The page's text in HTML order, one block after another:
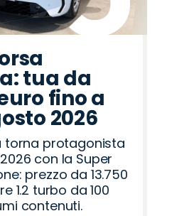
tua da
fino a
2026
torna protagonista
con la Super
prezzo da 13.750
1.2 turbo da 100
contenuti.